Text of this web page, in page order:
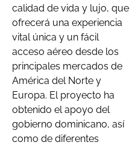
calidad de vida y lujo, que
ofrecerá una experiencia
vital única y un fácil
acceso aéreo desde los
principales mercados de
América del Norte y
Europa. El proyecto ha
obtenido el apoyo del
gobierno dominicano, así
como de diferentes